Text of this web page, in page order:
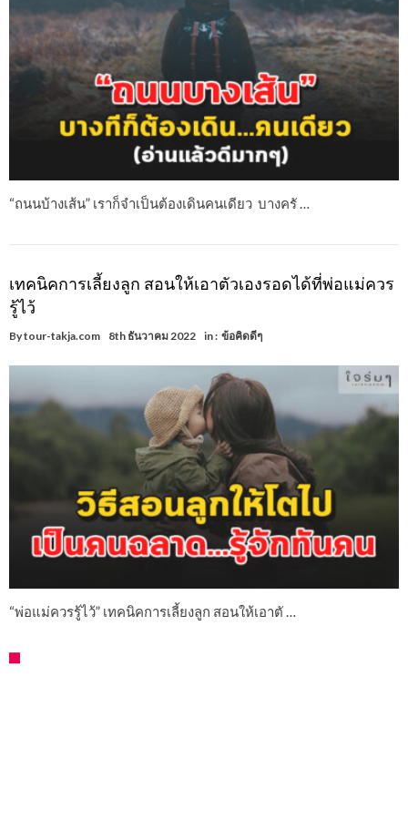
“ถนนบ้างเส้น” เราก็จำเป็นต้องเดินคนเดียว บางครั …
เทคนิคการเลี้ยงลูก สอนให้เอาตัวเองรอดได้ที่พ่อแม่ควร
รู้ไว้
Bytour-takja.com 8th ธันวาคม 2022 in : ข้อคิดดีๆ
“พ่อแม่ควรรู้ไว้” เทคนิคการเลี้ยงลูก สอนให้เอาตั …